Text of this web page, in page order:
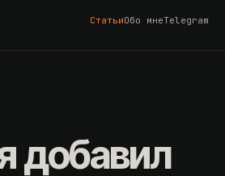
СтатьиОбо мнеTelegram
добавил